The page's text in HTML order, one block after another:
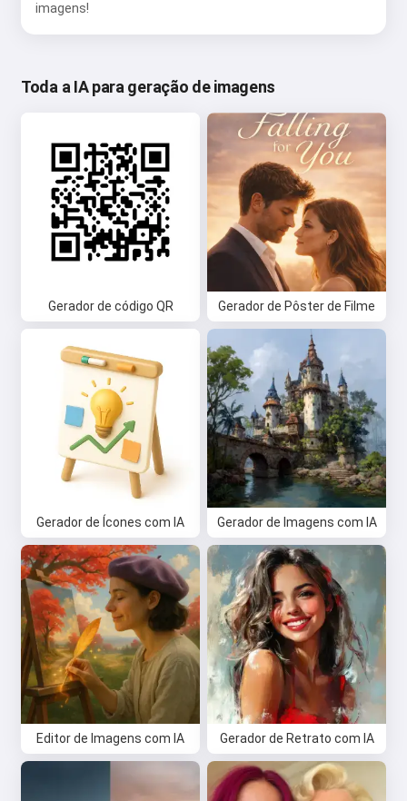
imagens!
Toda a IA para geração de imagens
Gerador de código QR Gerador de Pôster de Filme
Gerador de Ícones com IA Gerador de Imagens com IA
Editor de Imagens com IA Gerador de Retrato com IA